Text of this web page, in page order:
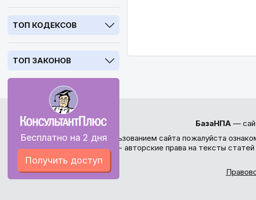
ТОП КОДЕКСОВ
ТОП ЗАКОНОВ
Бесплатно на 2 дня
Получить доступ
БазаНПА—
Перед использованием сайта пожалуйста
внимание - авторские права на тексты